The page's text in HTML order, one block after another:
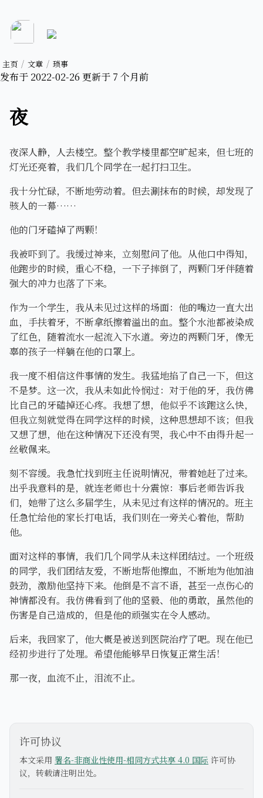
主页 文章 琐事
发布于 2022-02-26 更新于 7 个月前
夜
夜深人静，人去楼空。整个教学楼里都空旷起来，但七班的
灯光还亮着，我们几个同学在一起打扫卫生。
我十分忙碌，不断地劳动着。但去涮抹布的时候，却发现了
骇人的一幕……
他的门牙磕掉了两颗！
我被吓到了。我缓过神来，立刻慰问了他。从他口中得知，
他跑步的时候，重心不稳，一下子摔倒了，两颗门牙伴随着
强大的冲力也落了下来。
作为一个学生，我从未见过这样的场面：他的嘴边一直大出
血，手扶着牙，不断拿纸擦着溢出的血。整个水池都被染成
了红色，随着流水一起流入下水道。旁边的两颗门牙，像无
辜的孩子一样躺在他的口罩上。
我一度不相信这件事情的发生。我猛地掐了自己一下，但这
不是梦。这一次，我从未如此怜悯过：对于他的牙，我仿佛
比自己的牙磕掉还心疼。我想了想，他似乎不该跑这么快，
但我立刻就觉得在同学这样的时候，这种思想却不该；但我
又想了想，他在这种情况下还没有哭，我心中不由得升起一
丝敬佩来。
刻不容缓。我急忙找到班主任说明情况，带着她赶了过来。
出乎我意料的是，就连老师也十分震惊：事后老师告诉我
们，她带了这么多届学生，从未见过有这样的情况的。班主
任急忙给他的家长打电话，我们则在一旁关心着他，帮助
他。
面对这样的事情，我们几个同学从未这样团结过。一个班级
的同学，我们团结友爱，不断地帮他擦血，不断地为他加油
鼓劲，激励他坚持下来。他倒是不言不语，甚至一点伤心的
神情都没有。我仿佛看到了他的坚毅、他的勇敢，虽然他的
伤害是自己造成的，但是他的顽强实在令人感动。
后来，我回家了，他大概是被送到医院治疗了吧。现在他已
经初步进行了处理。希望他能够早日恢复正常生活！
那一夜，血流不止，泪流不止。
许可协议
本文采用 署名-非商业性使用-相同方式共享 4.0 国际 许可协
议，转载请注明出处。